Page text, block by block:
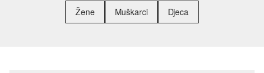
Žene Muškarci Djeca